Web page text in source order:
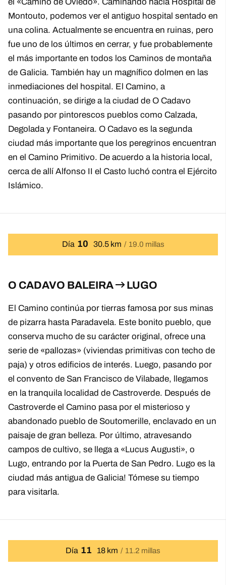
Montouto, podemos ver el antiguo hospital sentado en
una colina. Actualmente se encuentra en ruinas, pero
fue uno de los últimos en cerrar, y fue probablemente
el más importante en todos los Caminos de montaña
de Galicia. También hay un magnífico dolmen en las
inmediaciones del hospital. El Camino, a
continuación, se dirige a la ciudad de O Cadavo
pasando por pintorescos pueblos como Calzada,
Degolada y Fontaneira. O Cadavo es la segunda
ciudad más importante que los peregrinos encuentran
en el Camino Primitivo. De acuerdo a la historia local,
cerca de allí Alfonso II el Casto luchó contra el Ejército
Islámico.
Día 10 30.5 km 19.0 millas
O CADAVO BALEIRA LUGO
El Camino continúa por tierras famosa por sus minas
de pizarra hasta Paradavela. Este bonito pueblo, que
conserva mucho de su carácter original, ofrece una
serie de «pallozas» (viviendas primitivas con techo de
paja) y otros edificios de interés. Luego, pasando por
el convento de San Francisco de Vilabade, llegamos
en la tranquila localidad de Castroverde. Después de
Castroverde el Camino pasa por el misterioso y
abandonado pueblo de Soutomerille, enclavado en un
paisaje de gran belleza. Por último, atravesando
campos de cultivo, se llega a «Lucus Augusti», o
Lugo, entrando por la Puerta de San Pedro. Lugo es la
ciudad más antigua de Galicia! Tómese su tiempo
para visitarla.
Día 11 18 km 11.2 millas